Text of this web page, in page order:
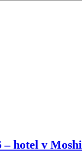
hotel v Moshi